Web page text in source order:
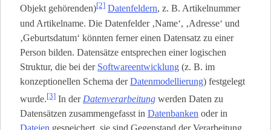
Objekt gehörenden)[2] Datenfeldern, z. B. Artikelnummer
und Artikelname. Die Datenfelder ‚Name‘, ‚Adresse‘ und
‚Geburtsdatum‘ könnten ferner einen Datensatz zu einer
Person bilden. Datensätze entsprechen einer logischen
Struktur, die bei der Softwareentwicklung (z. B. im
konzeptionellen Schema derDatenmodellierung) festgelegt
wurde.[3] In der Datenverarbeitung werden Daten zu
Datensätzen zusammengefasst in Datenbanken oder in
Dateien gespeichert, sie sind Gegenstand der Verarbeitung